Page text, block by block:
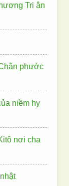
Tri ân
phước
niềm hy
nơi cha